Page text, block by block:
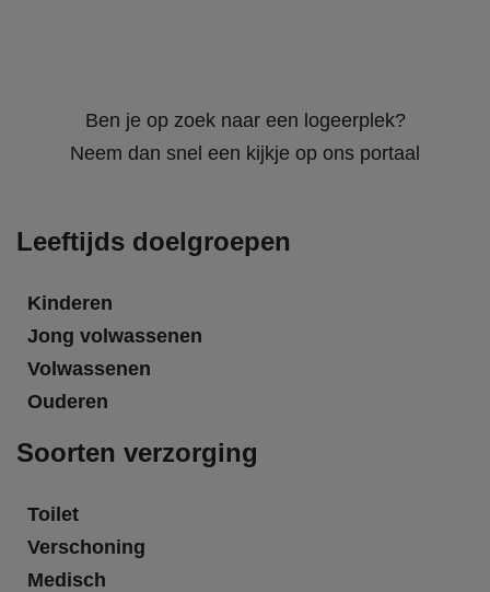
Ben je op zoek naar een logeerplek?
Neem dan snel een kijkje op ons portaal
Leeftijds doelgroepen
Kinderen
Jong volwassenen
Volwassenen
Ouderen
Soorten verzorging
Toilet
Verschoning
Medisch